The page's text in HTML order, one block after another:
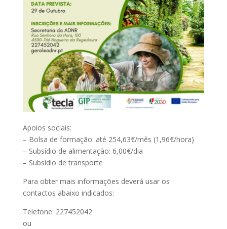
Apoios sociais:
– Bolsa de formação: até 254,63€/mês (1,96€/hora)
– Subsídio de alimentação: 6,00€/dia
– Subsídio de transporte
Para obter mais informações deverá usar os
contactos abaixo indicados:
Telefone: 227452042
ou